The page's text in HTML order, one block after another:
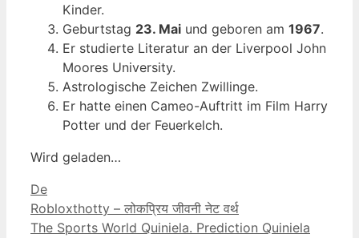
Kinder.
Geburtstag 23. Mai und geboren am 1967.
Er studierte Literatur an der Liverpool John
Moores University.
Astrologische Zeichen Zwillinge.
Er hatte einen Cameo-Auftritt im Film Harry
Potter und der Feuerkelch.
Wird geladen…
Categories
De
Robloxthotty – लोकप्रिय जीवनी नेट वर्थ
The Sports World Quiniela. Prediction Quiniela